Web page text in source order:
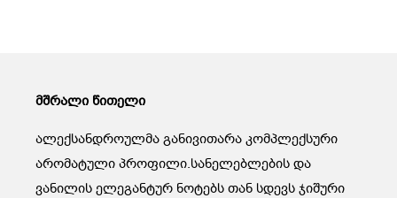
მშრალი წითელი
ალექსანდროულმა განივითარა კომპლექსური
არომატული პროფილი.სანელებლების და
ვანილის ელეგანტურ ნოტებს თან სდევს ჯიშური